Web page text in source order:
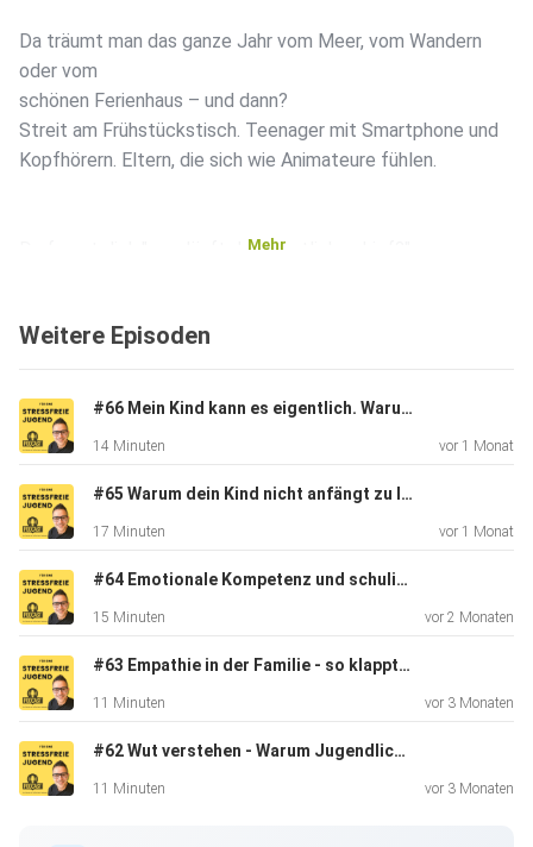
Da träumt man das ganze Jahr vom Meer, vom Wandern
oder vom
schönen Ferienhaus – und dann?
Streit am Frühstückstisch. Teenager mit Smartphone und
Kopfhörern. Eltern, die sich wie Animateure fühlen.
Du fragst dich:"was läuft da eigentlich schief?"
Genau darüber spreche ich in dieser Folge...
Danke, dass du hier dabei bist - teile gern den Podcast mit
all
deinen Liebsten und lass mir doch eine Bewertung da -
vielen
Mehr
Weitere Episoden
#66 Mein Kind kann es eigentlich. Warum schreibt es trotzdem schlechte Noten?
14 Minuten vor 1 Monat
#65 Warum dein Kind nicht anfängt zu lernen...
17 Minuten vor 1 Monat
#64 Emotionale Kompetenz und schulischer Erfolg - wie das zusammenhängt
15 Minuten vor 2 Monaten
#63 Empathie in der Familie - so klappt´s
11 Minuten vor 3 Monaten
#62 Wut verstehen - Warum Jugendliche so schnell explodieren
11 Minuten vor 3 Monaten